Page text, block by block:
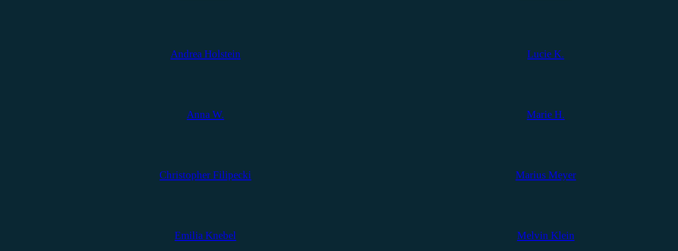
Andrea Holstein
Anna W.
Christopher Filipecki
Emilia Knebel
Lucie K.
Marie H.
Marius Meyer
Melvin Klein